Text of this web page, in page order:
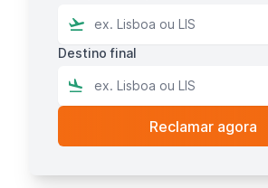
Destino final